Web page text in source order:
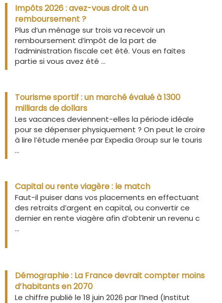
Impôts 2026 : avez-vous droit à un
remboursement ?
Plus d’un ménage sur trois va recevoir un
remboursement d’impôt de la part de
l’administration fiscale cet été. Vous en faites
partie si vous avez été ...
Tourisme sportif : un marché évalué à 1300
milliards de dollars
Les vacances deviennent-elles la période idéale
pour se dépenser physiquement ? On peut le croire
à lire l’étude menée par Expedia Group sur le touris
...
Capital ou rente viagère : le match
Faut-il puiser dans vos placements en effectuant
des retraits d’argent en capital, ou convertir ce
dernier en rente viagère afin d’obtenir un revenu c
...
Démographie : La France devrait compter moins
d’habitants en 2070
Le chiffre publié le 18 juin 2026 par l’Ined (Institut